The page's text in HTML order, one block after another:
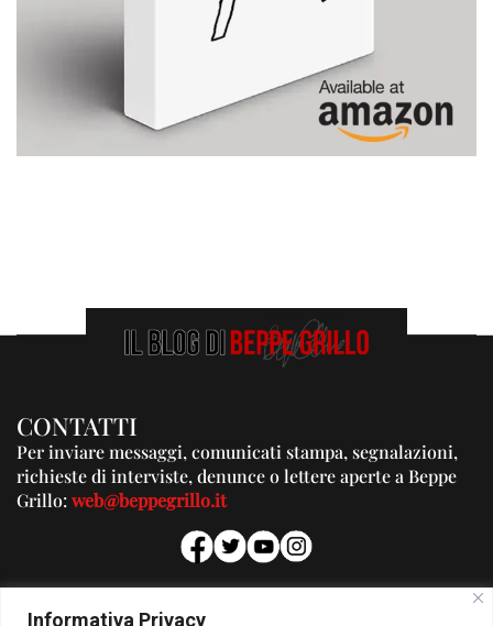
Informativa Privacy
CONTATTI
Per inviare messaggi, comunicati stampa, segnalazioni,
richieste di interviste, denunce o lettere aperte a Beppe
Grillo:web@beppegrillo.it
PUBBLICITA'